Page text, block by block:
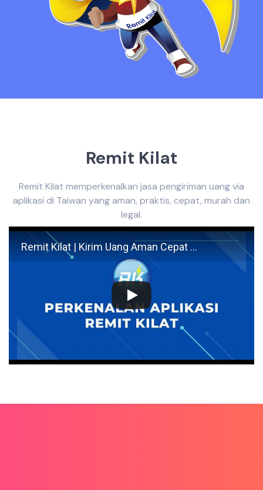
Remit Kilat
Remit Kilat memperkenalkan jasa pengiriman uang via
aplikasi di Taiwan yang aman, praktis, cepat, murah dan
legal.
Remit Kilat | Kirim Uang Aman Cepat dan Legal